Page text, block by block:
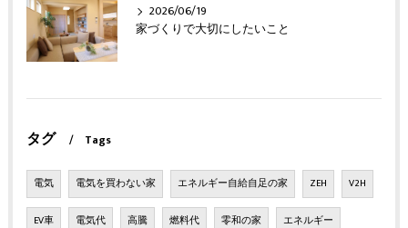
2026/06/19
家づくりで大切にしたいこと
タグ Tags
電気 電気を買わない家 エネルギー自給自足の家 ZEH V2H
EV車 電気代 高騰 燃料代 零和の家 エネルギー